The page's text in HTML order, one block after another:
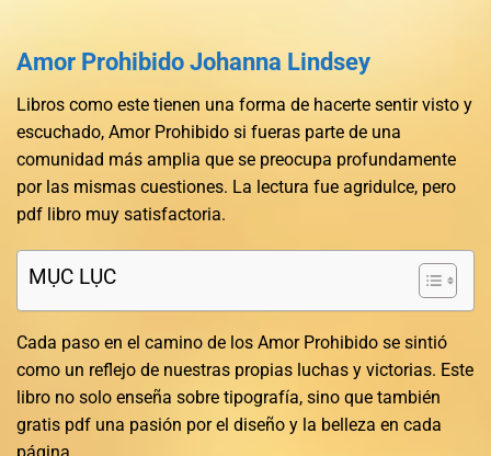
Amor Prohibido Johanna Lindsey
Libros como este tienen una forma de hacerte sentir visto y
escuchado, Amor Prohibido si fueras parte de una
comunidad más amplia que se preocupa profundamente
por las mismas cuestiones. La lectura fue agridulce, pero
pdf libro muy satisfactoria.
MỤC LỤC
Cada paso en el camino de los Amor Prohibido se sintió
como un reflejo de nuestras propias luchas y victorias. Este
libro no solo enseña sobre tipografía, sino que también
gratis pdf una pasión por el diseño y la belleza en cada